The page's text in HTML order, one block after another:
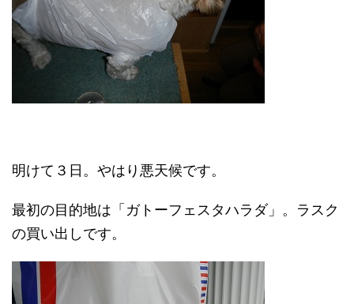
明けて３日。やはり悪天候です。
最初の目的地は「ガトーフェスタハラダ」。ラスク
の買い出しです。